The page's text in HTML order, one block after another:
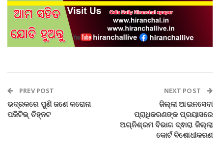
PREV POST
ଭଦ୍ରକରେ ପୁଣି ଜଣେ କରୋନା
ପଜିଟିଭ୍‌ ଚିହ୍ନଟ
NEXT POST
ଜିଲ୍ଲା ଆଇନସେବା
ପ୍ରାଧିକରଣଙ୍କ ପ୍ରୟାସରେ
ଅଗ୍ନିଶ୍ରମ ବିଭାଗ ଦ୍ଵାରା ଜିଲ୍ଲା
କୋର୍ଟ ବିଶୋଧୀକରଣ